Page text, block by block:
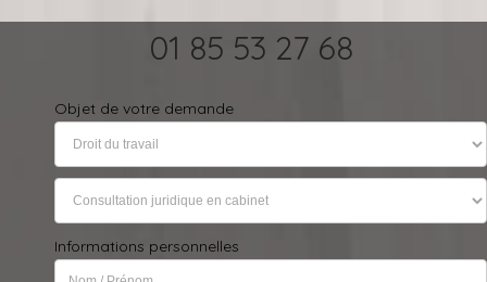
01 85 53 27 68
Objet de votre demande
Informations personnelles